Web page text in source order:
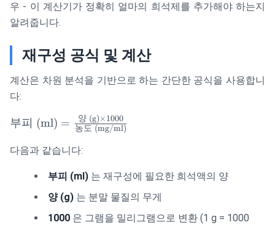
우 - 이 계산기가 정확히 얼마의 희석제를 추가해야 하는지
알려줍니다.
재구성 공식 및 계산
계산은 차원 분석을 기반으로 하는 간단한 공식을 사용합니
다:
\text{부피
(ml)} =
\frac{\text{양
1000}
{\text{농도
(mg/ml)}}
부피 (ml) = 농도 (mg/ml)
양 (g)×1000
다음과 같습니다:
부피 (ml) 는 재구성에 필요한 희석액의 양
양 (g) 는 분말 물질의 무게
1000 은 그램을 밀리그램으로 변환 (1 g = 1000